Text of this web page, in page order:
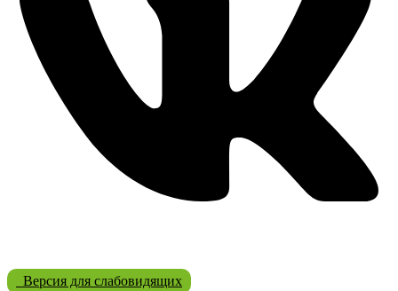
Версия для слабовидящих